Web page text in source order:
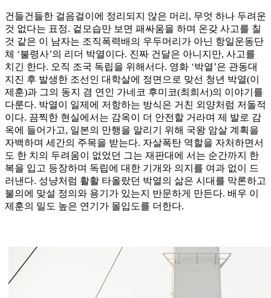
건들건들한 걸음걸이에 정리되지 않은 머리, 무엇 하나 두려운
것 없다는 표정. 겉모습만 보면 패싸움을 하며 온갖 사고를 칠
것 같은 이 남자는 조직폭력배의 우두머리가 아닌 항일운동단
체 ‘불령사’의 리더 박열이다. 진짜 건달은 아니지만, 사고를
치긴 한다. 오직 조국 독립을 위해서다. 영화 ‘박열’은 관동대
지진 후 발생한 조선인 대학살에 정면으로 맞선 청년 박열(이
제훈)과 그의 동지 겸 연인 가네코 후미코(최희서)의 이야기를
다룬다. 박열이 일제에 저항하는 방식은 거친 외양처럼 저돌적
이다. 끔찍한 현실에서는 감옥이 더 안전할 거라며 제 발로 감
옥에 들어가고, 일본의 만행을 알리기 위해 국왕 암살 계획을
자백하며 세간의 주목을 받는다. 자살폭탄 역할을 자처하면서
도 한 치의 두려움이 없었던 그는 재판대에 서는 순간까지 한
복을 입고 등장하며 독립에 대한 기개와 의지를 여과 없이 드
러낸다. 성냥처럼 활활 타올랐던 박열의 삶은 시대를 막론하고
불의에 맞설 정의와 용기가 있는지 반문하게 만든다. 배우 이
제훈의 밀도 높은 연기가 몰입도를 더한다.